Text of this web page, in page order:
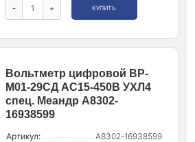
- + КУПИТЬ
Вольтметр цифровой ВР-
М01-29СД АС15-450В УХЛ4
спец. Меандр A8302-
16938599
Артикул:
A8302-16938599